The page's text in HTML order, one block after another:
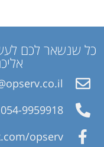
כל שנשאר לכם
054-9959918
opserv